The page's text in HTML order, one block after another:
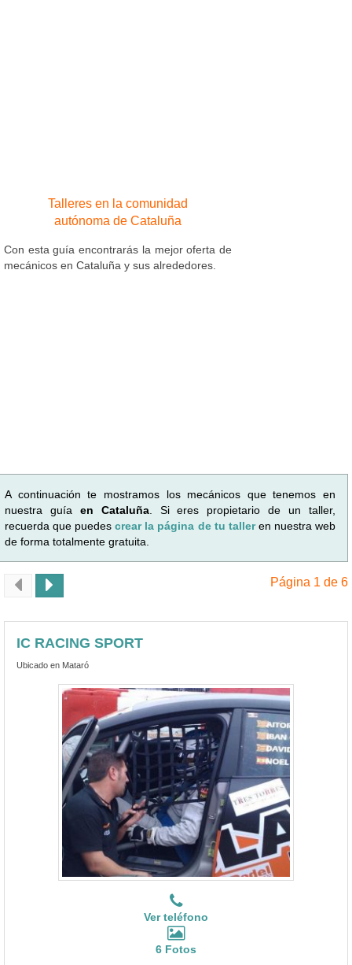
Talleres en la comunidad
autónoma de Cataluña
Con esta guía encontrarás la mejor oferta de
mecánicos en Cataluña y sus alrededores.
A continuación te mostramos los mecánicos que tenemos en
nuestra guía en Cataluña. Si eres propietario de un taller,
recuerda que puedescrear la página de tu talleren nuestra web
de forma totalmente gratuita.
Página 1 de 6
IC RACING SPORT
Ubicado en Mataró
Ver teléfono
6 Fotos